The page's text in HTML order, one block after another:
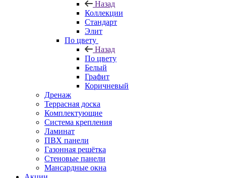
Назад
Коллекции
Стандарт
Элит
По цвету
Назад
По цвету
Белый
Графит
Коричневый
Дренаж
Террасная доска
Комплектующие
Система крепления
Ламинат
ПВХ панели
Газонная решётка
Стеновые панели
Мансардные окна